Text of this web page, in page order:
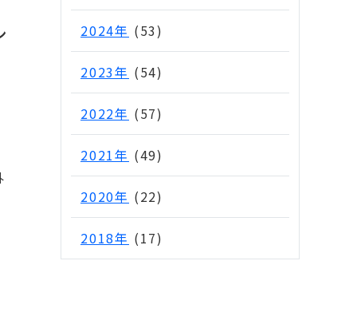
2024年 (53)
2023年 (54)
2022年 (57)
2021年 (49)
2020年 (22)
2018年 (17)